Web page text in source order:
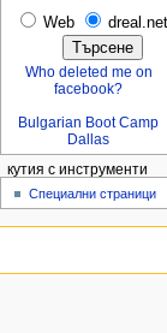
Web dreal.net
Who deleted me on
facebook?
Bulgarian Boot Camp
Dallas
кутия с инструменти
Специални страници